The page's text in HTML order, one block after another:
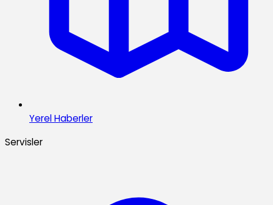
Yerel Haberler
Servisler